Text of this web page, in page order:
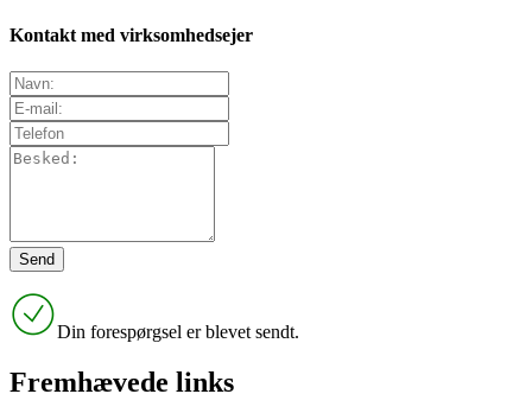
Kontakt med virksomhedsejer
Din forespørgsel er blevet sendt.
Fremhævede links